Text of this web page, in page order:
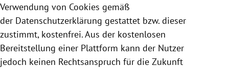
Verwendung von Cookies gemäß
der Datenschutzerklärung gestattet bzw. dieser
zustimmt, kostenfrei. Aus der kostenlosen
Bereitstellung einer Plattform kann der Nutzer
jedoch keinen Rechts­anspruch für die Zukunft